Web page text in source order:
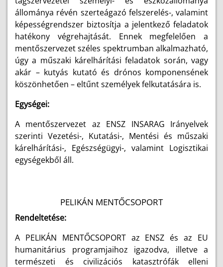
állománya révén szerteágazó felszerelés-, valamint
képességrendszer biztosítja a jelentkező feladatok
hatékony végrehajtását. Ennek megfelelően a
mentőszervezet széles spektrumban alkalmazható,
úgy a műszaki kárelhárítási feladatok során, vagy
akár – kutyás kutató és drónos komponensének
köszönhetően – eltűnt személyek felkutatására is.
Egységei:
A mentőszervezet az ENSZ INSARAG Irányelvek
szerinti Vezetési-, Kutatási-, Mentési és műszaki
kárelhárítási-, Egészségügyi-, valamint Logisztikai
egységekből áll.
PELIKÁN MENTŐCSOPORT
Rendeltetése:
A PELIKÁN MENTŐCSOPORT az ENSZ és az EU
humanitárius programjaihoz igazodva, illetve a
természeti és civilizációs katasztrófák elleni